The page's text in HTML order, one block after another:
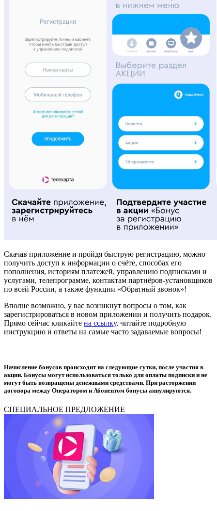
Скачав приложение и пройдя быструю регистрацию, можно
получить доступ к информации о счёте, способах его
пополнения, историям платежей, управлению подписками и
услугами, телепрограмме, контактам партнёров-установщиков
по всей России, а также функции «Обратный звонок»!
Вполне возможно, у вас возникнут вопросы о том, как
зарегистрироваться в новом приложении и получить подарок.
Прямо сейчас кликайте на ссылку, читайте подробную
инструкцию и ответы на самые часто задаваемые вопросы!
Начисление бонусов происходит на следующие сутки, после участия в
акции. Бонусы могут использоваться только для оплаты подписки и не
могут быть возвращены денежными средствами. При расторжении
договора между Оператором и Абонентом бонусы аннулируются.
СПЕЦИАЛЬНОЕ ПРЕДЛОЖЕНИЕ